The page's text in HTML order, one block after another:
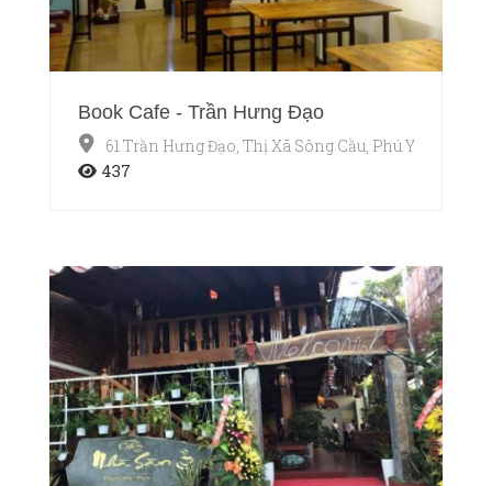
Book Cafe - Trần Hưng Đạo
61 Trần Hưng Đạo, Thị Xã Sông Cầu, Phú Yên
437